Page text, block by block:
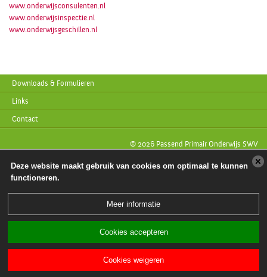
www.onderwijsconsulenten.nl
www.onderwijsinspectie.nl
www.onderwijsgeschillen.nl
Downloads & Formulieren
Links
Contact
© 2026 Passend Primair Onderwijs SWV
Deze website maakt gebruik van cookies om optimaal te kunnen
functioneren.
Meer informatie
Cookies accepteren
Cookies weigeren